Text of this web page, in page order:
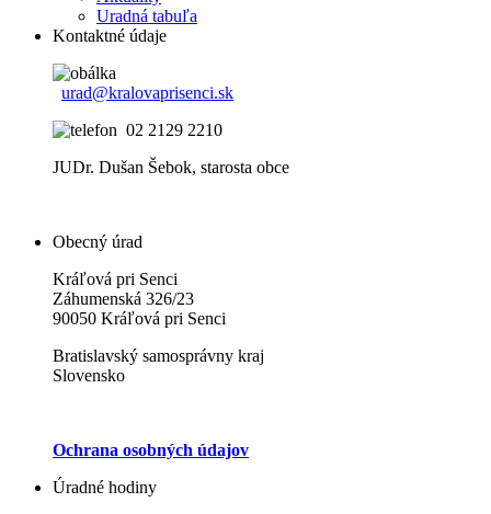
Uradná tabuľa
Kontaktné údaje
urad@kralovaprisenci.sk
02 2129 2210
JUDr. Dušan Šebok, starosta obce
Obecný úrad
Kráľová pri Senci
Záhumenská 326/23
90050 Kráľová pri Senci
Bratislavský samosprávny kraj
Slovensko
Ochrana osobných údajov
Úradné hodiny